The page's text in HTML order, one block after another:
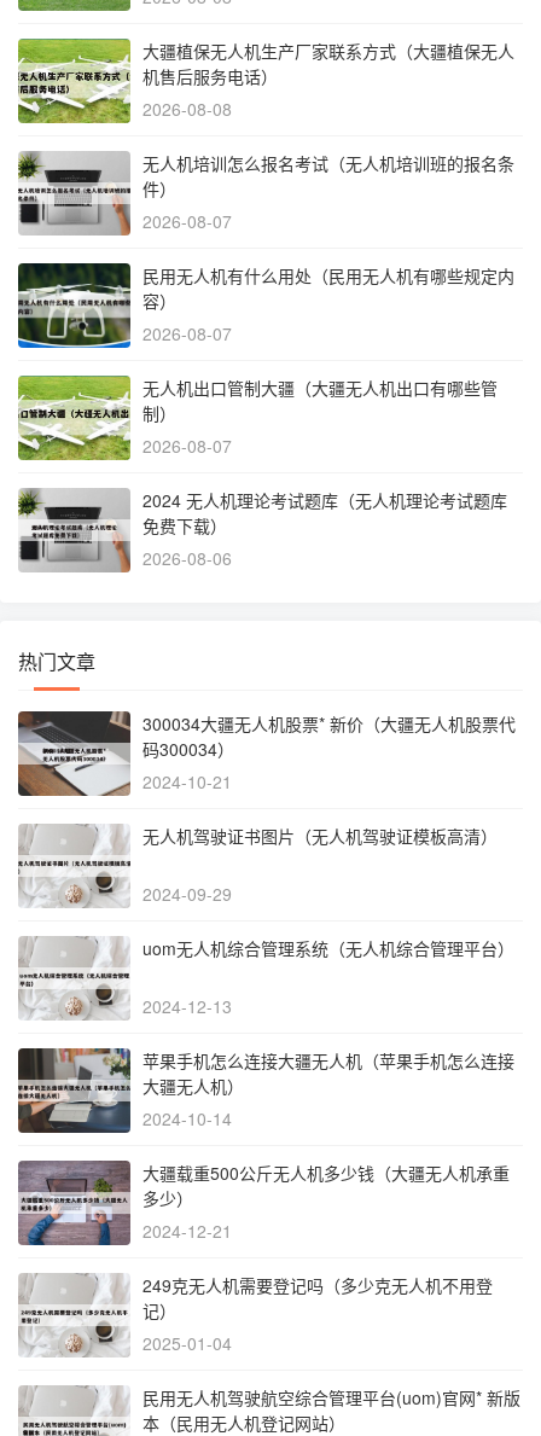
大疆植保无人机生产厂家联系方式（大疆植保无人
机售后服务电话）
2026-08-08
无人机培训怎么报名考试（无人机培训班的报名条
件）
2026-08-07
民用无人机有什么用处（民用无人机有哪些规定内
容）
2026-08-07
无人机出口管制大疆（大疆无人机出口有哪些管
制）
2026-08-07
2024 无人机理论考试题库（无人机理论考试题库
免费下载）
2026-08-06
热门文章
300034大疆无人机股票* 新价（大疆无人机股票代
码300034）
2024-10-21
无人机驾驶证书图片（无人机驾驶证模板高清）
2024-09-29
uom无人机综合管理系统（无人机综合管理平台）
2024-12-13
苹果手机怎么连接大疆无人机（苹果手机怎么连接
大疆无人机）
2024-10-14
大疆载重500公斤无人机多少钱（大疆无人机承重
多少）
2024-12-21
249克无人机需要登记吗（多少克无人机不用登
记）
2025-01-04
民用无人机驾驶航空综合管理平台(uom)官网* 新版
本（民用无人机登记网站）